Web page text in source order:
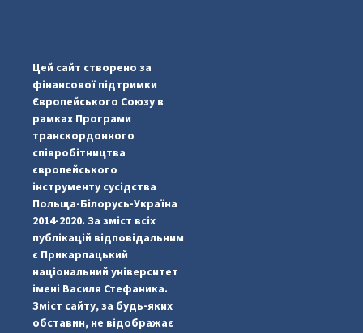
Цей сайт створено за
фінансової підтримки
Європейського Союзу в
рамках Програми
транскордонного
співробітництва
європейського
інструменту сусідства
Польща-Білорусь-Україна
2014-2020. За зміст всіх
публікацій відповідальним
є Прикарпацький
національний університет
імені Василя Стефаника.
Зміст сайту, за будь-яких
обставин, не відображає